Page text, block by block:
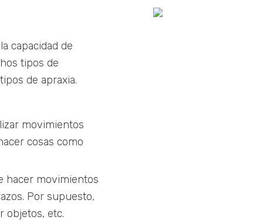
capacidad de
tipos de
de apraxia.
movimientos
cosas como
hacer movimientos
Por supuesto,
objetos, etc.